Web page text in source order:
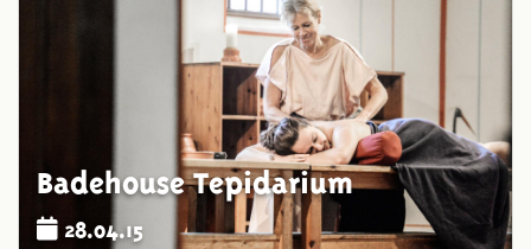
Badehouse Tepidarium
28.04.15